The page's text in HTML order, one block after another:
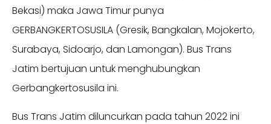
Bekasi) maka Jawa Timur punya
GERBANGKERTOSUSILA (Gresik, Bangkalan, Mojokerto,
Surabaya, Sidoarjo, dan Lamongan). Bus Trans
Jatim bertujuan untuk menghubungkan
Gerbangkertosusila ini.
Bus Trans Jatim diluncurkan pada tahun 2022 ini